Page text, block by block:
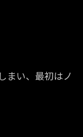
まい、最初はノ